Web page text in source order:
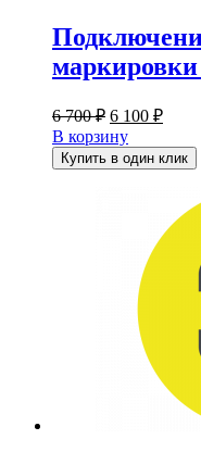
маркировки
6 700₽
цена
составляла
6
6 100 ₽
6
100 ₽.
В корзину
Купить в один клик